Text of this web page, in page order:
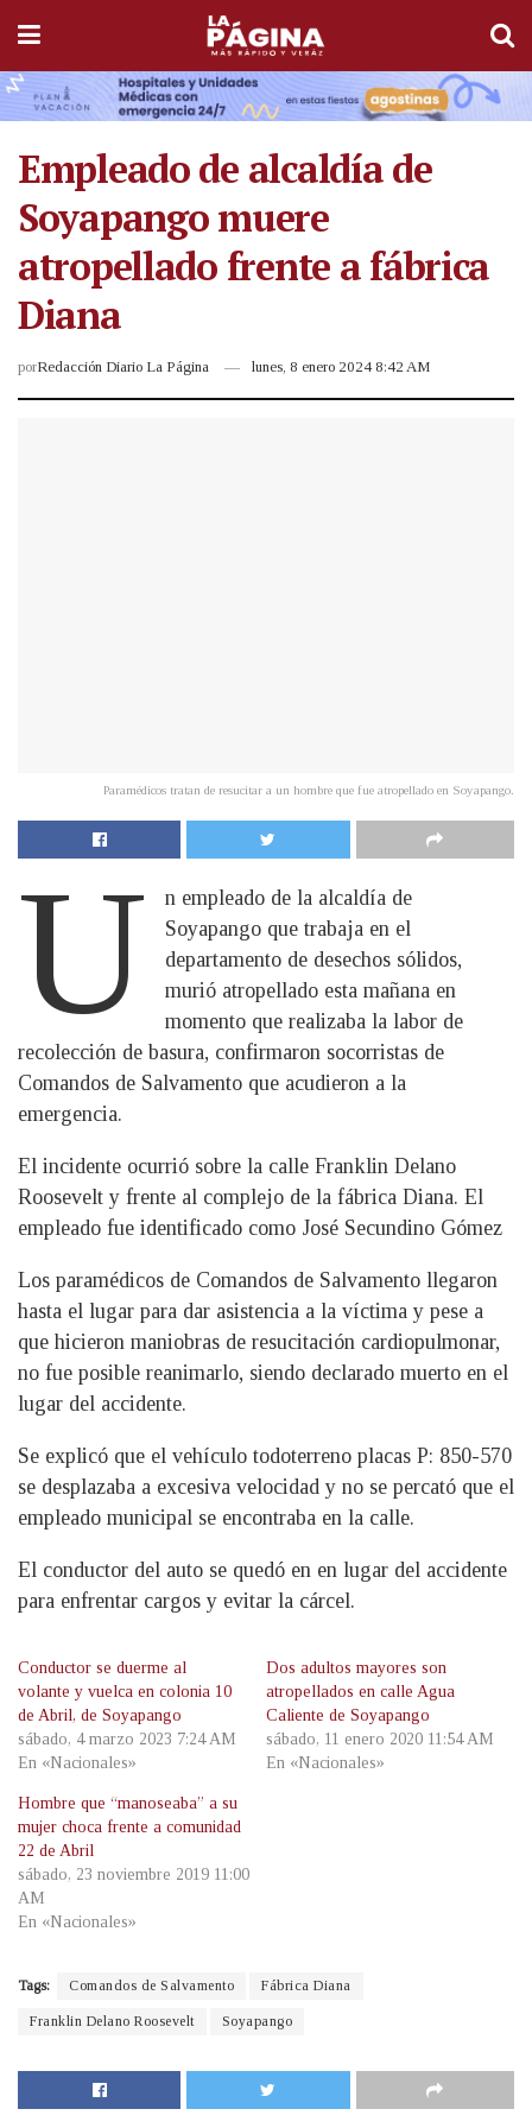
Empleado de alcaldía de
Soyapango muere
atropellado frente a fábrica
Diana
porRedacción Diario La Página lunes, 8 enero 2024 8:42 AM
Paramédicos tratan de resucitar a un hombre que fue atropellado en Soyapango.
U
n empleado de la alcaldía de
Soyapango que trabaja en el
departamento de desechos sólidos,
murió atropellado esta mañana en
momento que realizaba la labor de
recolección de basura, confirmaron socorristas de
Comandos de Salvamento que acudieron a la
emergencia.
El incidente ocurrió sobre la calle Franklin Delano
Roosevelt y frente al complejo de la fábrica Diana. El
empleado fue identificado como José Secundino Gómez
Los paramédicos de Comandos de Salvamento llegaron
hasta el lugar para dar asistencia a la víctima y pese a
que hicieron maniobras de resucitación cardiopulmonar,
no fue posible reanimarlo, siendo declarado muerto en el
lugar del accidente.
Se explicó que el vehículo todoterreno placas P: 850-570
se desplazaba a excesiva velocidad y no se percató que el
empleado municipal se encontraba en la calle.
El conductor del auto se quedó en en lugar del accidente
para enfrentar cargos y evitar la cárcel.
Conductor se duerme al
volante y vuelca en colonia 10
de Abril, de Soyapango
sábado, 4 marzo 2023 7:24 AM
En «Nacionales»
Dos adultos mayores son
atropellados en calle Agua
Caliente de Soyapango
sábado, 11 enero 2020 11:54 AM
En «Nacionales»
Hombre que “manoseaba” a su
mujer choca frente a comunidad
22 de Abril
sábado, 23 noviembre 2019 11:00
AM
En «Nacionales»
Tags: Comandos de Salvamento Fábrica Diana
Franklin Delano Roosevelt Soyapango